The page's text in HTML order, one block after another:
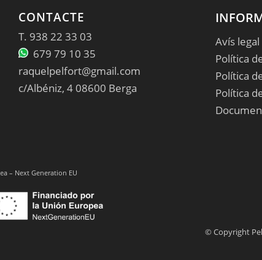
CONTACTE
T. 938 22 33 03
679 79 10 35
raquelpelfort@gmail.com
c/Albéniz, 4 08600 Berga
Avís legal
Política
Política
Política
– Next Generation EU
© Copyright